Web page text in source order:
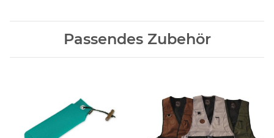
Passendes Zubehör